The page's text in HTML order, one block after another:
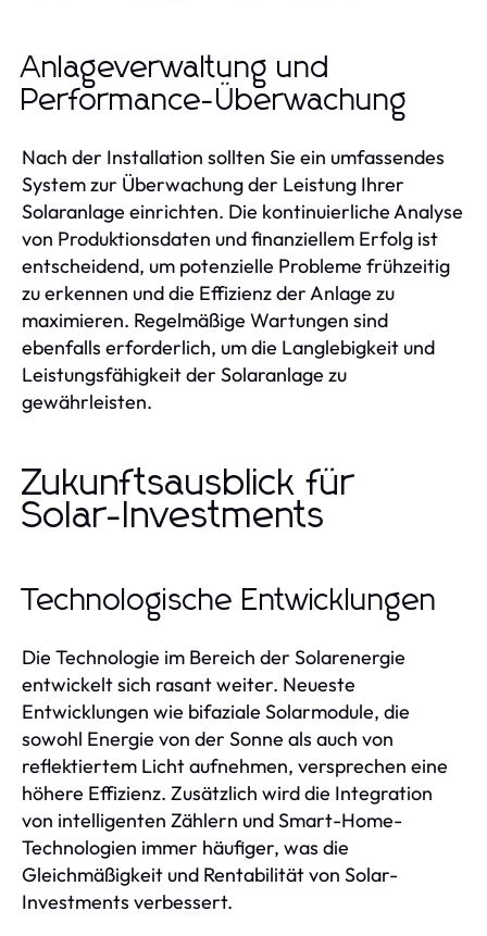
Anlageverwaltung und
Performance-Überwachung
Nach der Installation sollten Sie ein umfassendes
System zur Überwachung der Leistung Ihrer
Solaranlage einrichten. Die kontinuierliche Analyse
von Produktionsdaten und finanziellem Erfolg ist
entscheidend, um potenzielle Probleme frühzeitig
zu erkennen und die Effizienz der Anlage zu
maximieren. Regelmäßige Wartungen sind
ebenfalls erforderlich, um die Langlebigkeit und
Leistungsfähigkeit der Solaranlage zu
gewährleisten.
Zukunftsausblick für
Solar-Investments
Technologische Entwicklungen
Die Technologie im Bereich der Solarenergie
entwickelt sich rasant weiter. Neueste
Entwicklungen wie bifaziale Solarmodule, die
sowohl Energie von der Sonne als auch von
reflektiertem Licht aufnehmen, versprechen eine
höhere Effizienz. Zusätzlich wird die Integration
von intelligenten Zählern und Smart-Home-
Technologien immer häufiger, was die
Gleichmäßigkeit und Rentabilität von Solar-
Investments verbessert.